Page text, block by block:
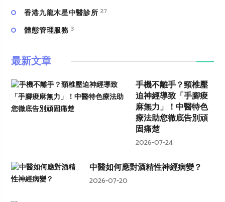
香港九龍木星中醫診所 27
體態管理服務 3
最新文章
手機不離手？頸椎壓
迫神經導致「手腳痠
麻無力」！中醫特色
療法助您徹底告別頑
固痛楚
2026-07-24
中醫如何應對酒精性神經病變？
2026-07-20